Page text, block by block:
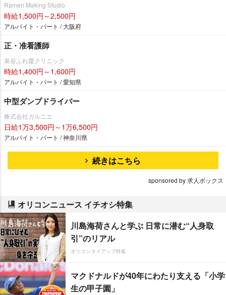
Ramen Making Studio
時給1,500円～2,500円
アルバイト・パート / 大阪府
正・准看護師
泉谷ふれ愛クリニック
時給1,400円～1,600円
アルバイト・パート / 愛知県
中型ダンプドライバー
株式会社ガルニエ
日給1万3,500円～1万6,500円
アルバイト・パート / 神奈川県
続きはこちら
sponsored by 求人ボックス
オリコンニュース イチオシ特集
川島海荷さんと学ぶ 日常に潜む“人身取
引”のリアル
オリコンタイアップ特集
マクドナルドが40年にわたり支える「小学
生の甲子園」